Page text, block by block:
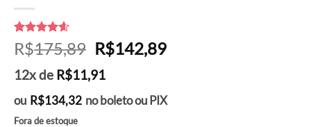
Avaliado
como4.55
baseado
22
avaliações
de clientes
R$175,89 O
preço
original
era:
R$142,89O
é:
12x de R$11,91
ou R$134,32 no boleto ou PIX
Fora de estoque